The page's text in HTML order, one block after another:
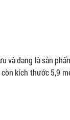
và đang là sản
kích thước 5,9